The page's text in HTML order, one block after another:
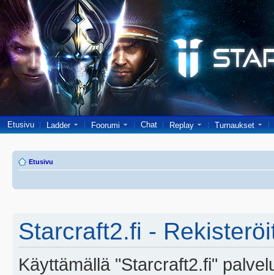
Etusivu Ladder Foorumi Chat Replay Turnaukset
Etusivu
Starcraft2.fi -
Käyttämällä "Starcraft2.fi"